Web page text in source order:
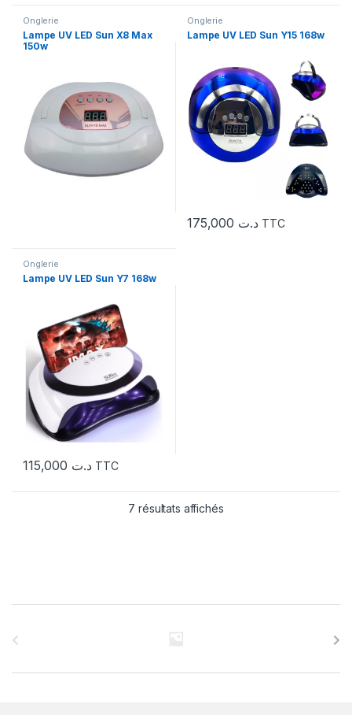
Onglerie
Lampe UV LED Sun X8 Max
150w
Onglerie
Lampe UV LED Sun Y15 168w
د.ت TTC
Onglerie
Lampe UV LED Sun Y7 168w
د.ت TTC
7 résultats affichés